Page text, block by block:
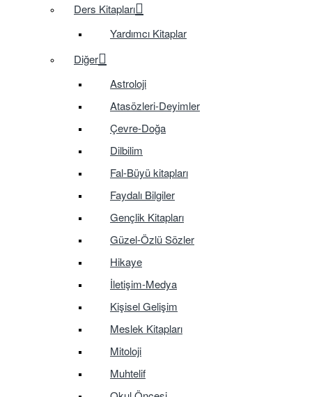
Ders Kitapları
Yardımcı Kitaplar
Diğer
Astroloji
Atasözleri-Deyimler
Çevre-Doğa
Dilbilim
Fal-Büyü kitapları
Faydalı Bilgiler
Gençlik Kitapları
Güzel-Özlü Sözler
Hikaye
İletişim-Medya
Kişisel Gelişim
Meslek Kitapları
Mitoloji
Muhtelif